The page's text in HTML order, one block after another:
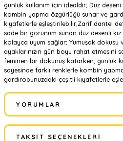
günlük kullanım için idealdir; Düz
kombin yapma özgürlüğü sunar ve
kıyafetlerle eşleştirilebilir;Zarif dantel
sade bir görünüm sunan düz desenli
kolayca uyum sağlar; Yumuşak dokusu
ayaklarınızın gün boyu rahat etmesini
feminen bir dokunuş katarken, günlük
sayesinde farklı renklerle kombin
gardırobunuzdaki çeşitli kıyafetlerle
YORUMLAR
TAKSIT SEÇENEKLERI